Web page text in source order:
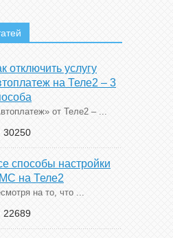
отключить услугу
на Теле2 – 3
от Теле2 – ...
30250
способы настройки
на Теле2
на то, что ...
22689